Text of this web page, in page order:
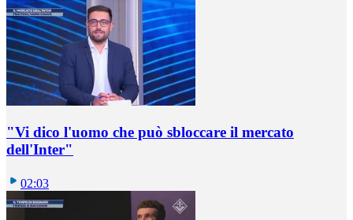
"Vi dico l'uomo che può sbloccare il mercato
dell'Inter"
02:03